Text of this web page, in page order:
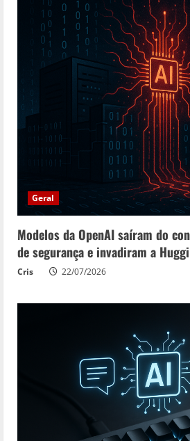
Geral
Modelos da OpenAI saíram do
de segurança e invadiram a
Cris 22/07/2026